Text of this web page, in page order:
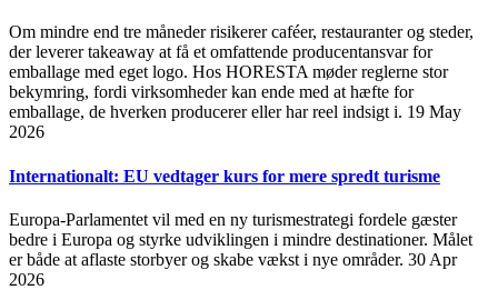
Om mindre end tre måneder risikerer caféer, restauranter og steder,
der leverer takeaway at få et omfattende producentansvar for
emballage med eget logo. Hos HORESTA møder reglerne stor
bekymring, fordi virksomheder kan ende med at hæfte for
emballage, de hverken producerer eller har reel indsigt i. 19 May
2026
Internationalt: EU vedtager kurs for mere spredt turisme
Europa-Parlamentet vil med en ny turismestrategi fordele gæster
bedre i Europa og styrke udviklingen i mindre destinationer. Målet
er både at aflaste storbyer og skabe vækst i nye områder. 30 Apr
2026